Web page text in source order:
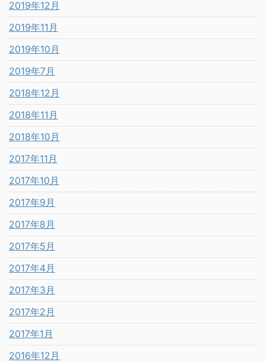
2019年12月
2019年11月
2019年10月
2019年7月
2018年12月
2018年11月
2018年10月
2017年11月
2017年10月
2017年9月
2017年8月
2017年5月
2017年4月
2017年3月
2017年2月
2017年1月
2016年12月